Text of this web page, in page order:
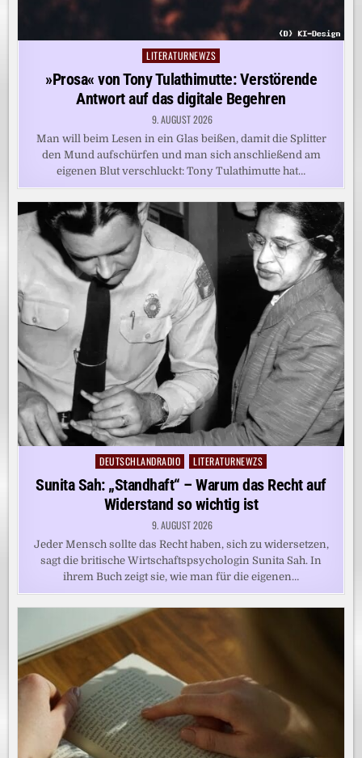
Posted
LITERATURNEWZS
»Prosa« von Tony Tulathimutte: Verstörende
Antwort auf das digitale Begehren
9. AUGUST 2026
Man will beim Lesen in ein Glas beißen, damit die Splitter
den Mund aufschürfen und man sich anschließend am
eigenen Blut verschluckt: Tony Tulathimutte hat…
Posted
in
DEUTSCHLANDRADIO LITERATURNEWZS
Sunita Sah: „Standhaft“ – Warum das Recht auf
Widerstand so wichtig ist
9. AUGUST 2026
Jeder Mensch sollte das Recht haben, sich zu widersetzen,
sagt die britische Wirtschaftspsychologin Sunita Sah. In
ihrem Buch zeigt sie, wie man für die eigenen…